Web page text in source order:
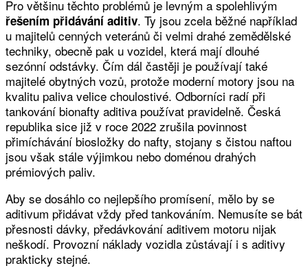
Pro většinu těchto problémů je levným a spolehlivým
řešením přidávání aditiv. Ty jsou zcela běžné například
u majitelů cenných veteránů či velmi drahé zemědělské
techniky, obecně pak u vozidel, která mají dlouhé
sezónní odstávky. Čím dál častěji je používají také
majitelé obytných vozů, protože moderní motory jsou na
kvalitu paliva velice choulostivé. Odborníci radí při
tankování bionafty aditiva používat pravidelně. Česká
republika sice již v roce 2022 zrušila povinnost
přimíchávání biosložky do nafty, stojany s čistou naftou
jsou však stále výjimkou nebo doménou drahých
prémiových paliv.
Aby se dosáhlo co nejlepšího promísení, mělo by se
aditivum přidávat vždy před tankováním. Nemusíte se bát
přesnosti dávky, předávkování aditivem motoru nijak
neškodí. Provozní náklady vozidla zůstávají i s aditivy
prakticky stejné.